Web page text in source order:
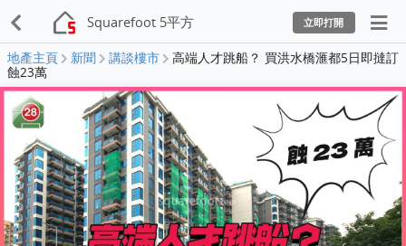
Squarefoot 5平方 立即打開
地產主頁 新聞 講談樓市
高端人才跳船？ 買洪水橋滙都5日即撻訂
蝕23萬